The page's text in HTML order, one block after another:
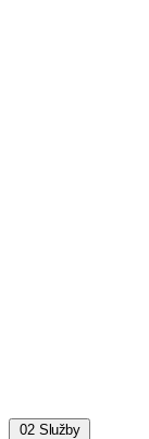
02 Služby